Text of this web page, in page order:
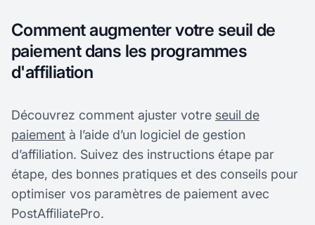
Comment augmenter votre seuil de
paiement dans les programmes
d'affiliation
Découvrez comment ajuster votre seuil de
paiement à l’aide d’un logiciel de gestion
d’affiliation. Suivez des instructions étape par
étape, des bonnes pratiques et des conseils pour
optimiser vos paramètres de paiement avec
PostAffiliatePro.